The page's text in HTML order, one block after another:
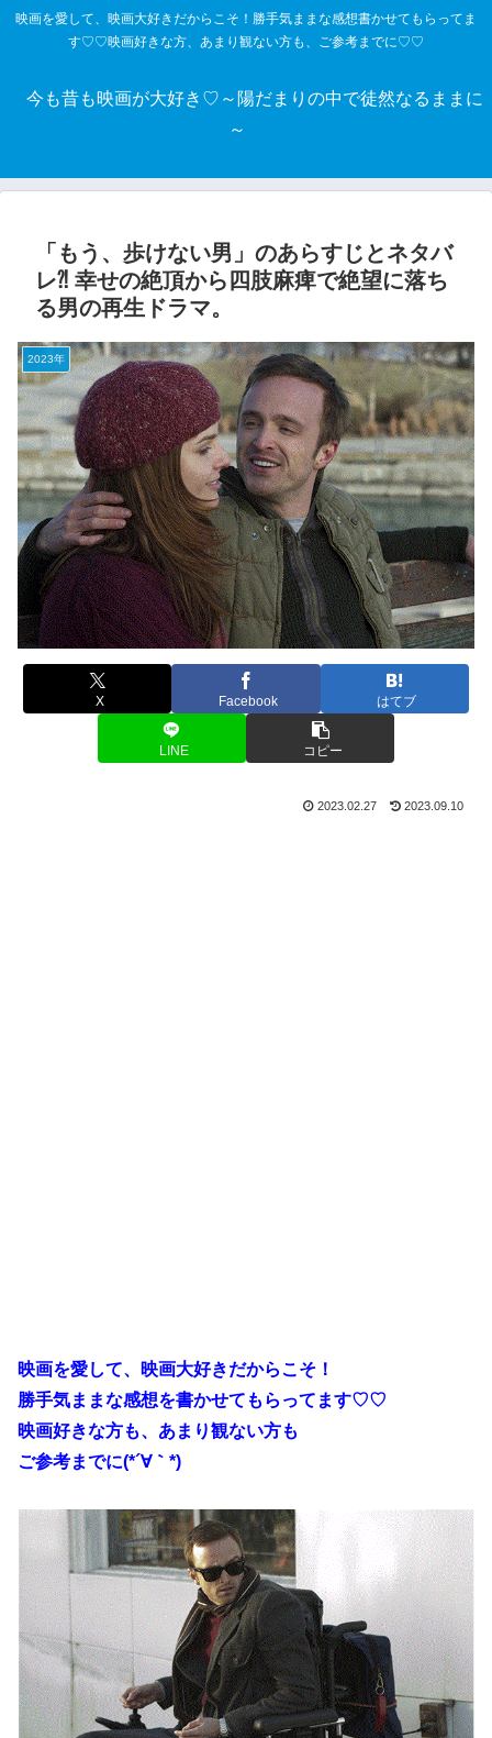
映画を愛して、映画大好きだからこそ！勝手気ままな感想書かせてもらってま
す♡♡映画好きな方、あまり観ない方も、ご参考までに♡♡
今も昔も映画が大好き♡～陽だまりの中で徒然なるままに
～
「もう、歩けない男」のあらすじとネタバ
レ⁈ 幸せの絶頂から四肢麻痺で絶望に落ち
る男の再生ドラマ。
2023年
X Facebook はてブ
LINE コピー
2023.02.27 2023.09.10
映画を愛して、映画大好きだからこそ！
勝手気ままな感想を書かせてもらってます♡♡
映画好きな方も、あまり観ない方も
ご参考までに(*´∀｀*)